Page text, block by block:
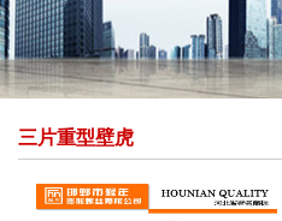
三片重型壁虎